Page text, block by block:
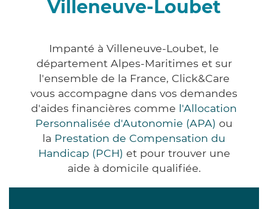
Villeneuve-Loubet
Impanté à Villeneuve-Loubet, le
département Alpes-Maritimes et sur
l'ensemble de la France, Click&Care
vous accompagne dans vos demandes
d'aides financières comme l'Allocation
Personnalisée d'Autonomie (APA) ou
la Prestation de Compensation du
Handicap (PCH) et pour trouver une
aide à domicile qualifiée.